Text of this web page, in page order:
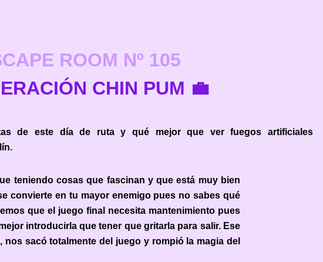
ROOM Nº 105
CHIN PUM 💼
de este día de ruta y qué mejor que ver fuegos artificiales
teniendo cosas que fascinan y que está muy bien
convierte en tu mayor enemigo pues no sabes qué
que el juego final necesita mantenimiento pues
introducirla que tener que gritarla para salir. Ese
sacó totalmente del juego y rompió la magia del